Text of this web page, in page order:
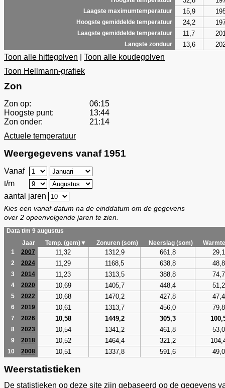
Laagste maximumtemperatuur 15,9
Hoogste gemiddelde temperatuur 24,2
Laagste gemiddelde temperatuur 11,7
Langste zonduur 13,6
Toon alle hittegolven
Toon alle koudegolven
Toon Hellmann-grafiek
Zon
Zon op:
06:15
Hoogste punt:
13:44
Zon onder:
21:14
Actuele temperatuur
Weergegevens vanaf 1951
Vanaf
t/m
aantal jaren
Kies een vanaf-datum na de einddatum om de gegevens
over 2 opeenvolgende jaren te zien.
Data t/m 9 augustus
Jaar
Temp. (gem)▼ Zonuren (som) Neerslag (som)
1
2007 11,32 1312,9 661,8 29,1
2 2024 11,29 1168,5 638,8 48,8
3 2014 11,23 1313,5 388,8 74,7
4 2020 10,69 1405,7 448,4 51,2
5 2022 10,68 1470,2 427,8 47,4
6 2019 10,61 1313,7 456,0 79,8
7 2026 10,58 1449,2 305,3
8 2023 10,54 1341,2 461,8 53,0
9 2018 10,52 1464,4 321,2
10 2008 10,51 1337,8 591,6 49,0
Weerstatistieken
De statistieken op deze site zijn gebaseerd op de gegevens